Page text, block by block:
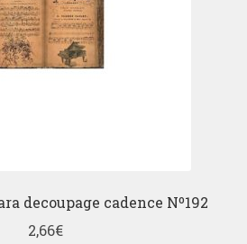
decoupage cadence Nº192
2,66€